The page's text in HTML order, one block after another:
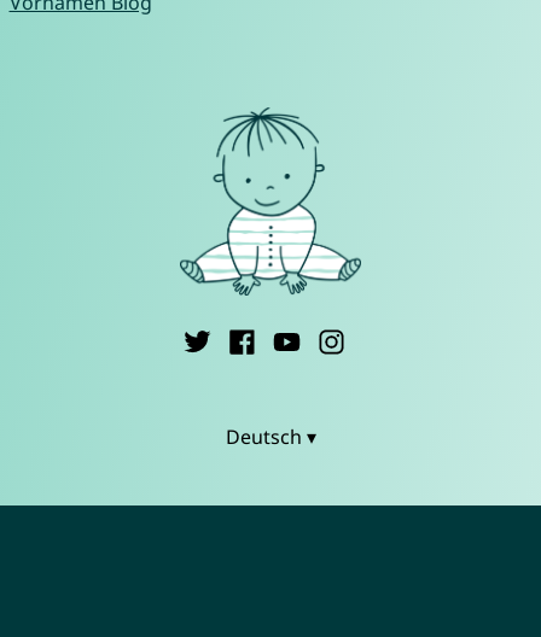
Deutsch ▾